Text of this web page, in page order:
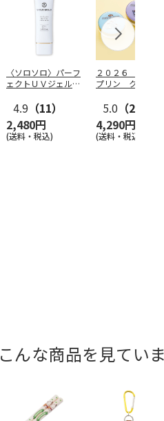
〈ソロソロ〉パーフ
ェクトＵＶジェル
4.9 （11）
2,480円
(送料・税込)
２０２６ ポムポム
プリン クッション
個セ…
5.0 （2）
4,290円
(送料・税込)
んな商品を見ていま